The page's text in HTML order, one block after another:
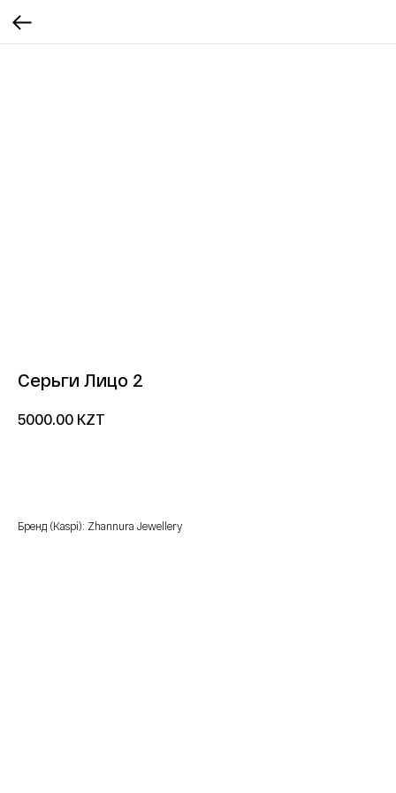
Серьги Лицо 2
5000.00 KZT
Бренд (Kaspi): Zhannura Jewellery